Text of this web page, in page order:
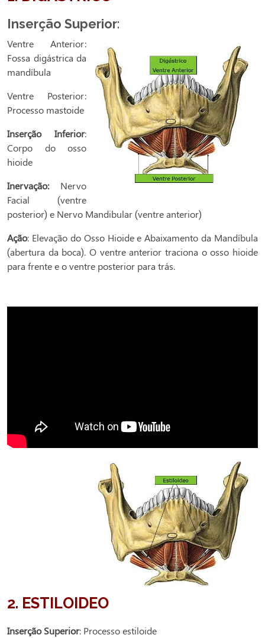
Inserção Superior:
Ventre Anterior:
Fossa digástrica da
mandíbula
Ventre Posterior:
Processo mastoide
Inserção Inferior:
Corpo do osso
hioide
Inervação:Nervo
Facial (ventre
posterior) e Nervo Mandibular (ventre anterior)
Ação: Elevação do Osso Hioide e Abaixamento da Mandíbula
(abertura da boca). O ventre anterior traciona o osso hioide
para frente e o ventre posterior para trás.
2. ESTILOIDEO
Inserção Superior: Processo estiloide